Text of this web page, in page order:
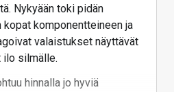
Nykyään toki pidän
komponentteineen ja
valaistukset näyttävät
ilo silmälle.
hinnalla jo hyviä